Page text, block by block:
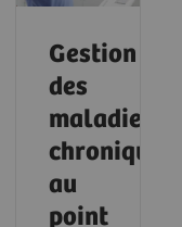
Gestion
des
maladies
chroniques
au
point